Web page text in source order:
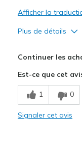
Afficher la
Plus de détails
Stylish
Les meilleures
Casual Wear
Continuer les
Est-ce que cet
1 0
Signaler cet avis